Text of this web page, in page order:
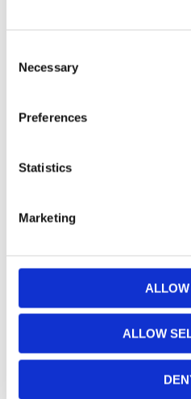
Selection
Necessary
Preferences
Statistics
Marketing
ALLOW
Lamphuset består av ett
behandling. Smart välvd
underlättar avrinning av
högtryckstvätt m.m.
Ljusbilden per ramp är en
(Avser 1 st ramp)
Strömförbrukning: 4,2